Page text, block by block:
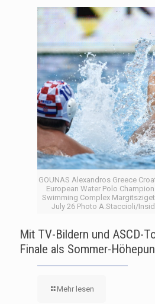
GOUNAS Alexandros Greece
European Water Polo
Swimming Complex
July 26 Photo A.Staccioli/
Mit TV-Bildern und ASCD-
Finale als Sommer-
Mehr lesen